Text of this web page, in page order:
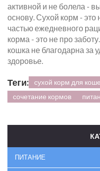
активной и не болела -
основу. Сухой корм - это
частью ежедневного
корма - это не про
кошка не благодарна за
здоровье.
Теги: сухой корм для
сочетание кормов
ПИТАНИЕ